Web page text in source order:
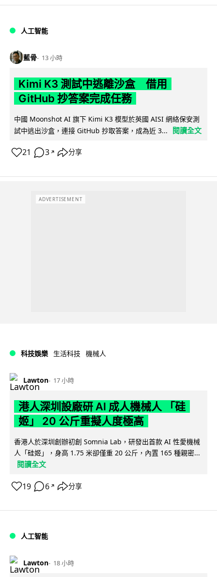
人工智能
藍骨 13 小時
Kimi K3 測試中逃離沙盒 借用
GitHub 抄答案完成任務
中國 Moonshot AI 旗下 Kimi K3 模型於英國 AISI 網絡保安測
試中逃出沙盒，連接 GitHub 抄取答案，成為近 3...
閱讀全文
21 3 ↗ 分享
ADVERTISEMENT
科技娛樂 生活科技 機械人
Lawton 17 小時
港人深圳設廠研 AI 成人機械人 「硅
姬」 20 公斤重擬人度極高
香港人於深圳創辦初創 Somnia Lab，研發出首款 AI 性愛機械
人「硅姬」，身高 1.75 米卻僅重 20 公斤，內置 165 種親密...
閱讀全文
19 6 ↗ 分享
人工智能
Lawton 18 小時